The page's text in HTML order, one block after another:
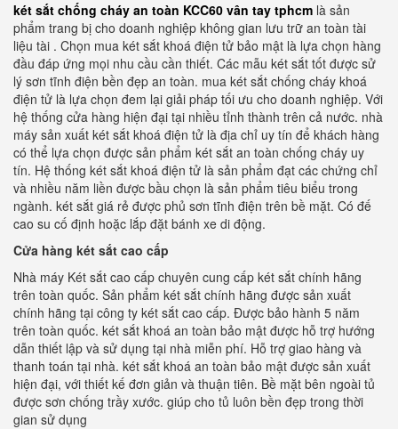
két sắt chống cháy an toàn KCC60 vân tay tphcm là sản
phẩm trang bị cho doanh nghiệp không gian lưu trữ an toàn tài
liệu tài . Chọn mua két sắt khoá điện tử bảo mật là lựa chọn hàng
đầu đáp ứng mọi nhu cầu cần thiết. Các mẫu két sắt tốt được sử
lý sơn tĩnh điện bền đẹp an toàn. mua két sắt chống cháy khoá
điện tử là lựa chọn đem lại giải pháp tối ưu cho doanh nghiệp. Với
hệ thống cửa hàng hiện đại tại nhiều tỉnh thành trên cả nước. nhà
máy sản xuất két sắt khoá điện tử là địa chỉ uy tín để khách hàng
có thể lựa chọn được sản phẩm két sắt an toàn chống cháy uy
tín. Hệ thống két sắt khoá điện tử là sản phẩm đạt các chứng chỉ
và nhiều năm liền được bầu chọn là sản phẩm tiêu biểu trong
ngành. két sắt giá rẻ được phủ sơn tĩnh điện trên bề mặt. Có đế
cao su cố định hoặc lắp đặt bánh xe di động.
Cửa hàng két sắt cao cấp
Nhà máy Két sắt cao cấp chuyên cung cấp két sắt chính hãng
trên toàn quốc. Sản phẩm két sắt chính hãng được sản xuất
chính hãng tại công ty két sắt cao cấp. Được bảo hành 5 năm
trên toàn quốc. két sắt khoá an toàn bảo mật được hỗ trợ hướng
dẫn thiết lập và sử dụng tại nhà miễn phí. Hỗ trợ giao hàng và
thanh toán tại nhà. két sắt khoá an toàn bảo mật được sản xuất
hiện đại, với thiết kế đơn giản và thuận tiên. Bề mặt bên ngoài tủ
được sơn chống trầy xước. giúp cho tủ luôn bền đẹp trong thời
gian sử dụng